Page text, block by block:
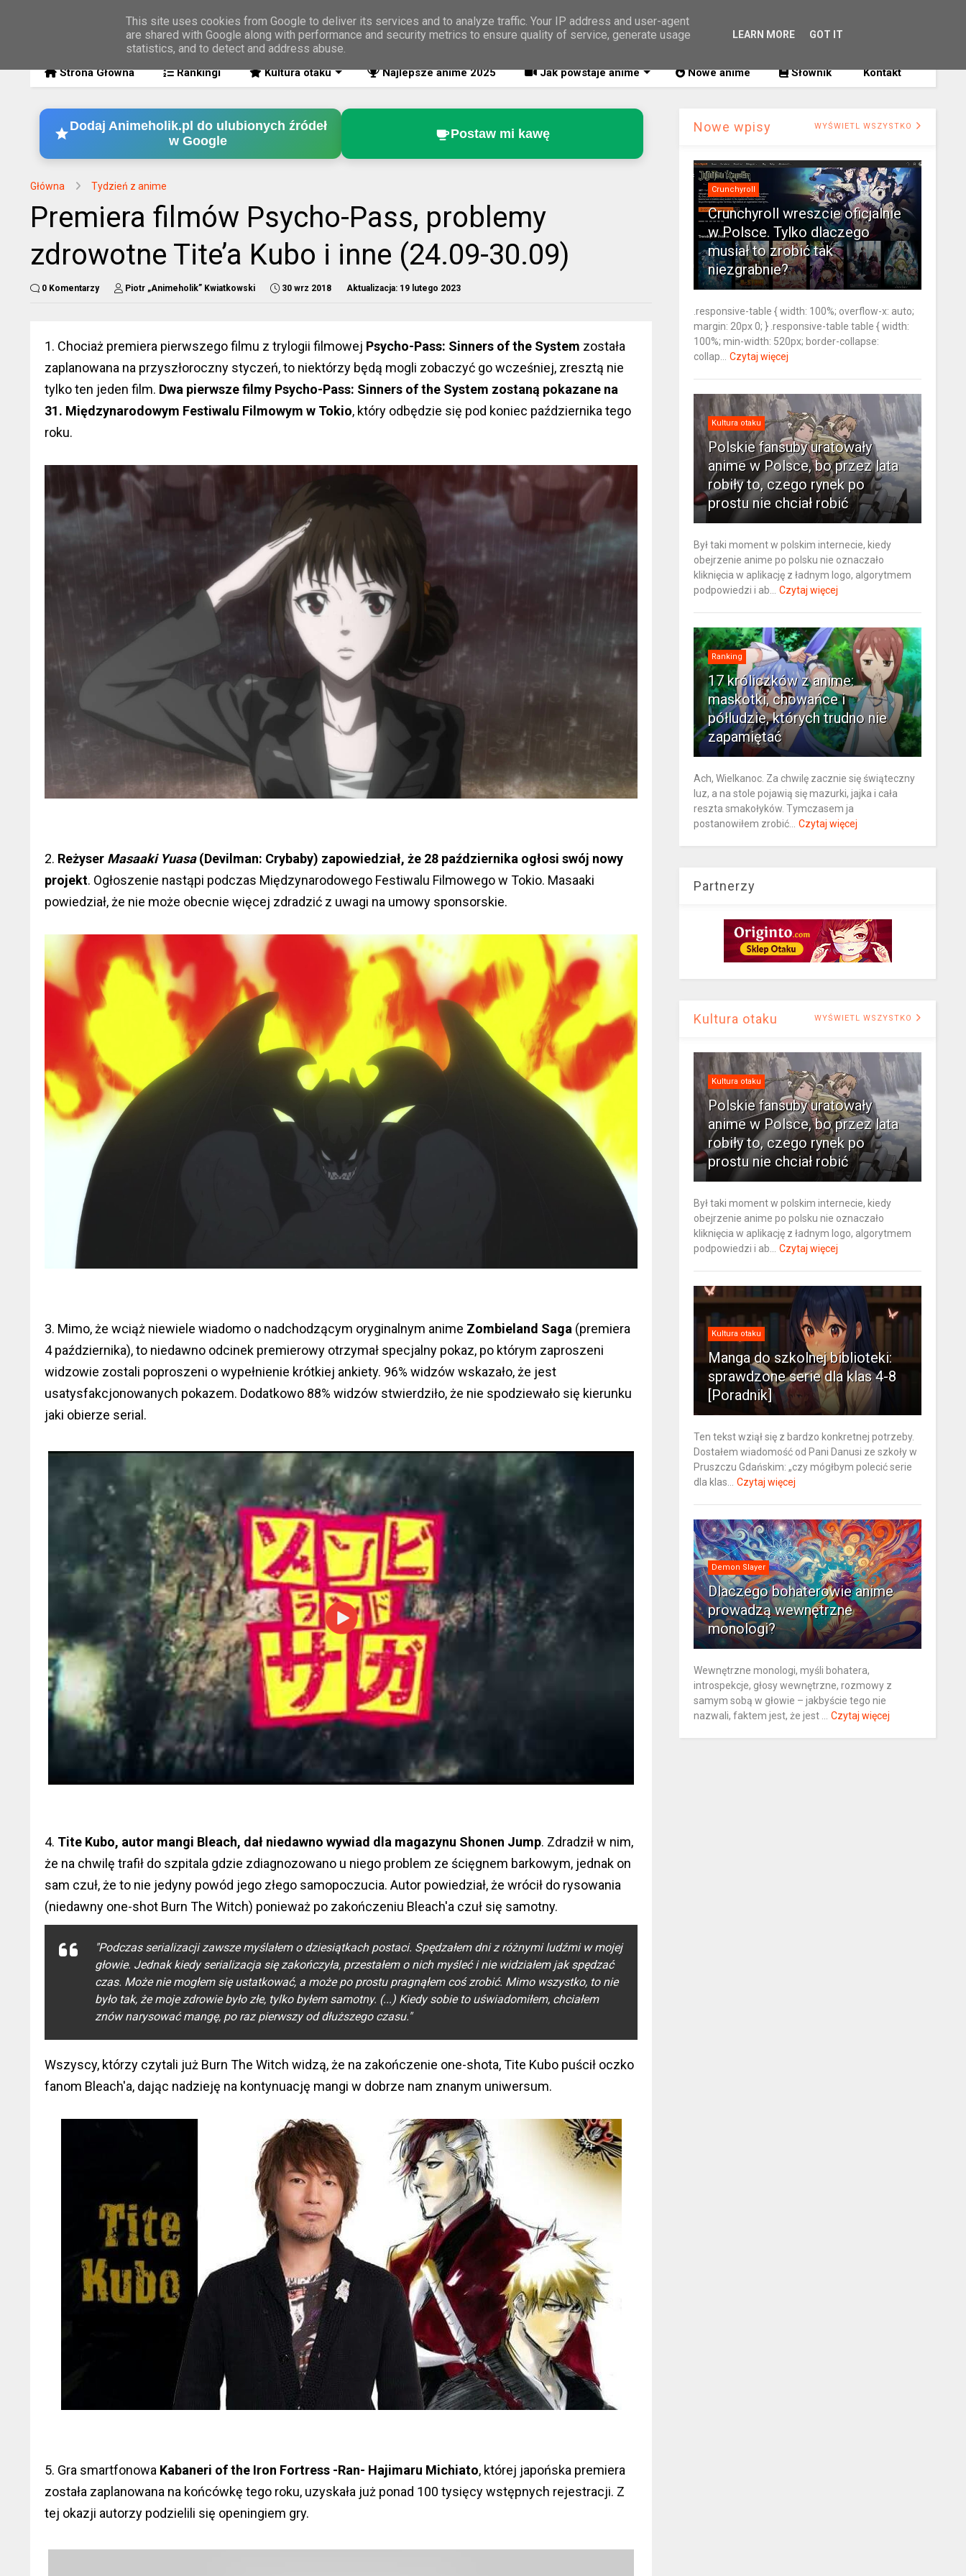
Strona Główna Rankingi Kultura otaku Najlepsze anime 2025 Jak powstaje anime Nowe anime Słownik Kontakt
Dodaj Animeholik.pl do ulubionych źródeł
w Google
Postaw mi kawę
Główna Tydzień z anime
Premiera filmów Psycho-Pass, problemy
zdrowotne Tite’a Kubo i inne (24.09-30.09)
0 Komentarzy Piotr „Animeholik” Kwiatkowski 30 wrz 2018 Aktualizacja: 19 lutego 2023
1. Chociaż premiera pierwszego filmu z trylogii filmowej Psycho-Pass: Sinners of the System została
zaplanowana na przyszłoroczny styczeń, to niektórzy będą mogli zobaczyć go wcześniej, zresztą nie
tylko ten jeden film. Dwa pierwsze filmy Psycho-Pass: Sinners of the System zostaną pokazane na
31. Międzynarodowym Festiwalu Filmowym w Tokio, który odbędzie się pod koniec października tego
roku.
2. Reżyser Masaaki Yuasa(Devilman: Crybaby) zapowiedział, że 28 października ogłosi swój nowy
projekt. Ogłoszenie nastąpi podczas Międzynarodowego Festiwalu Filmowego w Tokio. Masaaki
powiedział, że nie może obecnie więcej zdradzić z uwagi na umowy sponsorskie.
3. Mimo, że wciąż niewiele wiadomo o nadchodzącym oryginalnym anime Zombieland Saga (premiera
4 października), to niedawno odcinek premierowy otrzymał specjalny pokaz, po którym zaproszeni
widzowie zostali poproszeni o wypełnienie krótkiej ankiety. 96% widzów wskazało, że jest
usatysfakcjonowanych pokazem. Dodatkowo 88% widzów stwierdziło, że nie spodziewało się kierunku
jaki obierze serial.
4. Tite Kubo, autor mangi Bleach, dał niedawno wywiad dla magazynu Shonen Jump. Zdradził w nim,
że na chwilę trafił do szpitala gdzie zdiagnozowano u niego problem ze ścięgnem barkowym, jednak on
sam czuł, że to nie jedyny powód jego złego samopoczucia. Autor powiedział, że wrócił do rysowania
(niedawny one-shot Burn The Witch) ponieważ po zakończeniu Bleach'a czuł się samotny.
"Podczas serializacji zawsze myślałem o dziesiątkach postaci. Spędzałem dni z różnymi ludźmi w mojej
głowie. Jednak kiedy serializacja się zakończyła, przestałem o nich myśleć i nie widziałem jak spędzać
czas. Może nie mogłem się ustatkować, a może po prostu pragnąłem coś zrobić. Mimo wszystko, to nie
było tak, że moje zdrowie było złe, tylko byłem samotny. (...) Kiedy sobie to uświadomiłem, chciałem
znów narysować mangę, po raz pierwszy od dłuższego czasu."
Wszyscy, którzy czytali już Burn The Witch widzą, że na zakończenie one-shota, Tite Kubo puścił oczko
fanom Bleach'a, dając nadzieję na kontynuację mangi w dobrze nam znanym uniwersum.
5. Gra smartfonowa Kabaneri of the Iron Fortress -Ran- Hajimaru Michiato, której japońska premiera
została zaplanowana na końcówkę tego roku, uzyskała już ponad 100 tysięcy wstępnych rejestracji. Z
tej okazji autorzy podzielili się openingiem gry.
Nowe wpisy WYŚWIETL WSZYSTKO
Crunchyroll
Crunchyroll wreszcie oficjalnie
w Polsce. Tylko dlaczego
musiał to zrobić tak
niezgrabnie?
.responsive-table { width: 100%; overflow-x: auto;
margin: 20px 0; } .responsive-table table { width:
100%; min-width: 520px; border-collapse:
collap...
Czytaj więcej
Kultura otaku
Polskie fansuby uratowały
anime w Polsce, bo przez lata
robiły to, czego rynek po
prostu nie chciał robić
Był taki moment w polskim internecie, kiedy
obejrzenie anime po polsku nie oznaczało
kliknięcia w aplikację z ładnym logo, algorytmem
podpowiedzi i ab...
Czytaj więcej
Ranking
17 króliczków z anime:
maskotki, chowańce i
półludzie, których trudno nie
zapamiętać
Ach, Wielkanoc. Za chwilę zacznie się świąteczny
luz, a na stole pojawią się mazurki, jajka i cała
reszta smakołyków. Tymczasem ja
postanowiłem zrobić...
Czytaj więcej
Partnerzy
Kultura otaku WYŚWIETL WSZYSTKO
Kultura otaku
Polskie fansuby uratowały
anime w Polsce, bo przez lata
robiły to, czego rynek po
prostu nie chciał robić
Był taki moment w polskim internecie, kiedy
obejrzenie anime po polsku nie oznaczało
kliknięcia w aplikację z ładnym logo, algorytmem
podpowiedzi i ab...
Czytaj więcej
Kultura otaku
Manga do szkolnej biblioteki:
sprawdzone serie dla klas 4-8
[Poradnik]
Ten tekst wziął się z bardzo konkretnej potrzeby.
Dostałem wiadomość od Pani Danusi ze szkoły w
Pruszczu Gdańskim: „czy mógłbym polecić serie
dla klas...
Czytaj więcej
Demon Slayer
Dlaczego bohaterowie anime
prowadzą wewnętrzne
monologi?
Wewnętrzne monologi, myśli bohatera,
introspekcje, głosy wewnętrzne, rozmowy z
samym sobą w głowie – jakbyście tego nie
nazwali, faktem jest, że jest ...
Czytaj więcej
This site uses cookies from Google to deliver its services and to analyze traffic. Your IP address and user-agent
are shared with Google along with performance and security metrics to ensure quality of service, generate usage
statistics, and to detect and address abuse.
LEARN MORE GOT IT